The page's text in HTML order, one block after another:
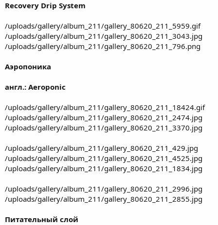
Recovery Drip System
/uploads/gallery/album_211/gallery_80620_211_5959.gif
/uploads/gallery/album_211/gallery_80620_211_3043.jpg
/uploads/gallery/album_211/gallery_80620_211_796.png
Аэропоника
англ.: Aeroponic
/uploads/gallery/album_211/gallery_80620_211_18424.gif
/uploads/gallery/album_211/gallery_80620_211_2474.jpg
/uploads/gallery/album_211/gallery_80620_211_3370.jpg
/uploads/gallery/album_211/gallery_80620_211_429.jpg
/uploads/gallery/album_211/gallery_80620_211_4525.jpg
/uploads/gallery/album_211/gallery_80620_211_1834.jpg
/uploads/gallery/album_211/gallery_80620_211_2996.jpg
/uploads/gallery/album_211/gallery_80620_211_2855.jpg
Питательный слой